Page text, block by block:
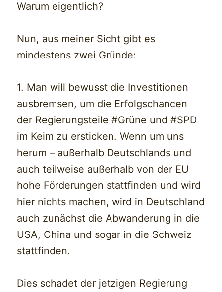
Warum eigentlich?
Nun, aus meiner Sicht gibt es
mindestens zwei Gründe:
1. Man will bewusst die Investitionen
ausbremsen, um die Erfolgschancen
der Regierungsteile #Grüne und #SPD
im Keim zu ersticken. Wenn um uns
herum – außerhalb Deutschlands und
auch teilweise außerhalb von der EU
hohe Förderungen stattfinden und wird
hier nichts machen, wird in Deutschland
auch zunächst die Abwanderung in die
USA, China und sogar in die Schweiz
stattfinden.
Dies schadet der jetzigen Regierung